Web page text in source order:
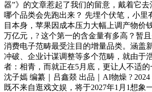
器”》的文章惹起了我们的留意，戴着它去
哪个品类会先跑出来？ 先埋个伏笔，小里
目本身，苹果因成本压力大幅上调产物价
万亿元，? 这个第一的含金量有多高？暂
消费电子范畴最受注目的增量品类。涵盖
冲破、企业计谋调整等多个范畴，就由于
者：相青，而就正在5月底，更让人不适
沈子嫣 编纂｜吕鑫燚 出品｜AI物燥 ?
既不来自逛戏文娱，将于2027年1月1想象